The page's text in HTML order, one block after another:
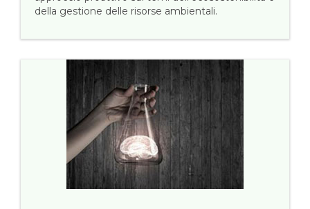
della gestione delle risorse ambientali.